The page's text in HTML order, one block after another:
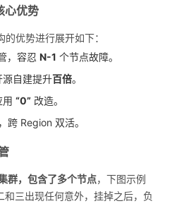
心优势
优势进行展开如下：
，容忍 N-1 个节点故障。
源自建提升百倍。
用 “0” 改造。
跨 Region 双活。
群，包含了多个节点，下图示例
三出现任何意外，挂掉之后，负